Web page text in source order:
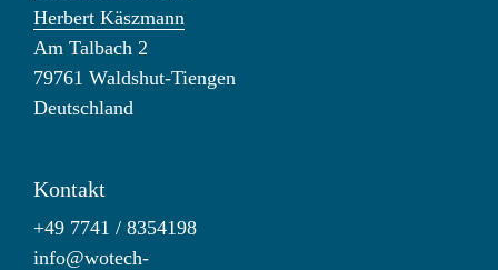
Herbert Käszmann
Am Talbach 2
79761 Waldshut-Tiengen
Deutschland
Kontakt
+49 7741 / 8354198
info@wotech-